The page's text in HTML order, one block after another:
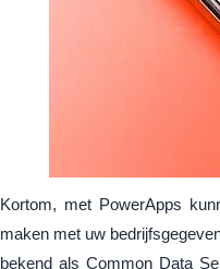
Kortom, met PowerApps
maken met uw
bekend als Common Data